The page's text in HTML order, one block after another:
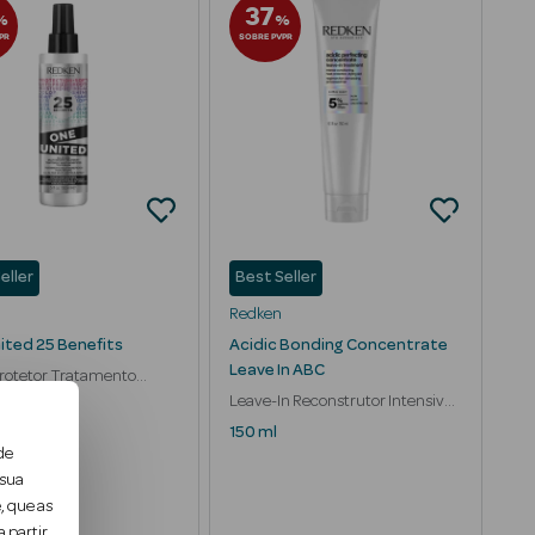
que as
25 Benefits
Tratamento
37%
SOBRE PVPR
Best Seller
Redken
Acidic Bonding Concentrate
Leave In ABC
Leave-In Reconstrutor Intensivo
Fibra Capilar
150 ml